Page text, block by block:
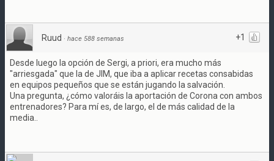
+1
Ruud · hace 588 semanas
Desde luego la opción de Sergi, a priori, era mucho más
"arriesgada" que la de JIM, que iba a aplicar recetas consabidas
en equipos pequeños que se están jugando la salvación.
Una pregunta, ¿cómo valoráis la aportación de Corona con ambos
entrenadores? Para mí es, de largo, el de más calidad de la
media..